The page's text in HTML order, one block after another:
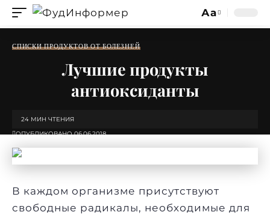
Изменение
Аа
СПИСКИ ПРОДУКТОВ ОТ БОЛЕЗНЕЙ
Лучшие продукты
антиоксиданты
ОПУБЛИКОВАНО 06.06.2018
24 МИН ЧТЕНИЯ
В каждом организме присутствуют
свободные радикалы, необходимые для